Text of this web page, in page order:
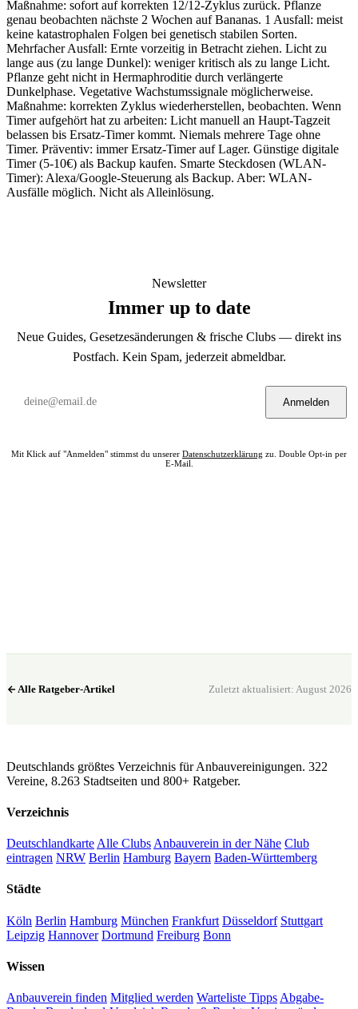
Maßnahme: sofort auf korrekten 12/12-Zyklus zurück. Pflanze
genau beobachten nächste 2 Wochen auf Bananas. 1 Ausfall: meist
keine katastrophalen Folgen bei genetisch stabilen Sorten.
Mehrfacher Ausfall: Ernte vorzeitig in Betracht ziehen. Licht zu
lange aus (zu lange Dunkel): weniger kritisch als zu lange Licht.
Pflanze geht nicht in Hermaphroditie durch verlängerte
Dunkelphase. Vegetative Wachstumssignale möglicherweise.
Maßnahme: korrekten Zyklus wiederherstellen, beobachten. Wenn
Timer aufgehört hat zu arbeiten: Licht manuell an Haupt-Tagzeit
belassen bis Ersatz-Timer kommt. Niemals mehrere Tage ohne
Timer. Präventiv: immer Ersatz-Timer auf Lager. Günstige digitale
Timer (5-10€) als Backup kaufen. Smarte Steckdosen (WLAN-
Timer): Alexa/Google-Steuerung als Backup. Aber: WLAN-
Ausfälle möglich. Nicht als Alleinlösung.
Newsletter
Immer up to date
Neue Guides, Gesetzesänderungen & frische Clubs — direkt ins
Postfach. Kein Spam, jederzeit abmeldbar.
Anmelden
Mit Klick auf "Anmelden" stimmst du unserer Datenschutzerklärung zu. Double Opt-in per
E-Mail.
Alle Ratgeber-Artikel Zuletzt aktualisiert: August 2026
Deutschlands größtes Verzeichnis für Anbauvereinigungen. 322
Vereine, 8.263 Stadtseiten und 800+ Ratgeber.
Verzeichnis
Deutschlandkarte Alle Clubs Anbauverein in der Nähe Club
eintragen NRW Berlin Hamburg Bayern Baden-Württemberg
Städte
Köln Berlin Hamburg München Frankfurt Düsseldorf Stuttgart
Leipzig Hannover Dortmund Freiburg Bonn
Wissen
Anbauverein finden Mitglied werden Warteliste Tipps Abgabe-